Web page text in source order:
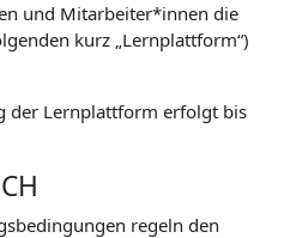
und Mitarbeiter*innen die
kurz „Lernplattform“)
der Lernplattform erfolgt bis
regeln den